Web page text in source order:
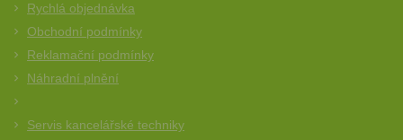
Rychlá objednávka
Obchodní podmínky
Reklamační podmínky
Náhradní plnění
Servis kancelářské techniky